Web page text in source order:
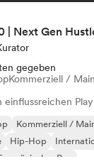
| Next Gen
gegeben
Kommerziell /
einflussreichen
Kommerziell /
Hip-Hop
Rap